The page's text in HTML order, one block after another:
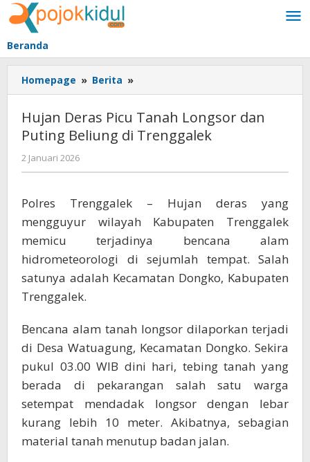
Lewati
ke
konten
Beranda
Homepage » Berita »
Deras
Tanah
Longsor
Trenggalek
Hujan Deras Picu Tanah Longsor dan
Puting Beliung di Trenggalek
2 Januari 2026
BangAdmin
Polres Trenggalek – Hujan deras yang
mengguyur wilayah Kabupaten Trenggalek
memicu terjadinya bencana alam
hidrometeorologi di sejumlah tempat. Salah
satunya adalah Kecamatan Dongko, Kabupaten
Trenggalek.
Bencana alam tanah longsor dilaporkan terjadi
di Desa Watuagung, Kecamatan Dongko. Sekira
pukul 03.00 WIB dini hari, tebing tanah yang
berada di pekarangan salah satu warga
setempat mendadak longsor dengan lebar
kurang lebih 10 meter. Akibatnya, sebagian
material tanah menutup badan jalan.